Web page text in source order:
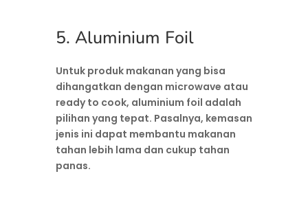
5. Aluminium Foil
Untuk produk makanan yang bisa
dihangatkan dengan microwave atau
ready to cook, aluminium foil adalah
pilihan yang tepat. Pasalnya, kemasan
jenis ini dapat membantu makanan
tahan lebih lama dan cukup tahan
panas.